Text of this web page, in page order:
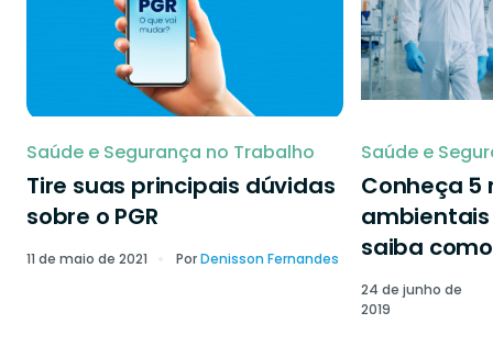
Saúde e Segurança no Trabalho
Tire suas principais dúvidas
sobre o PGR
11 de maio de 2021 PorDenisson Fernandes
Saúde e
Conheça 5
saiba
24 de junho de
2019